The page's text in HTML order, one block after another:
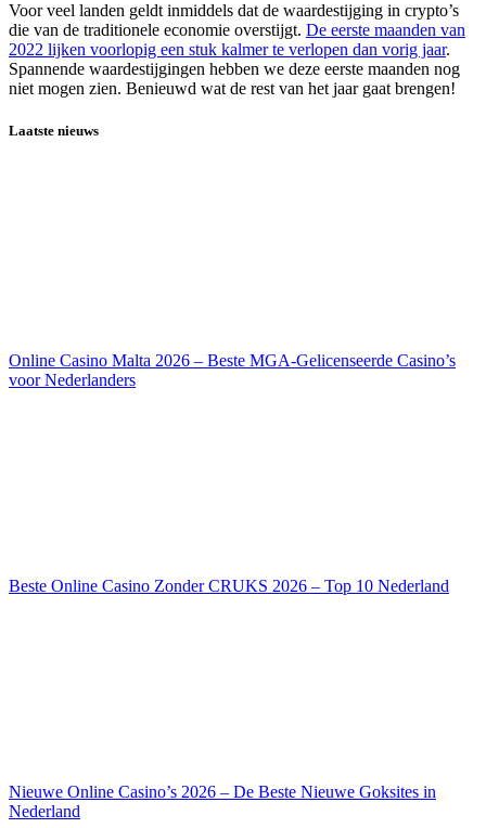
Voor veel landen geldt inmiddels dat de waardestijging in crypto’s
die van de traditionele economie overstijgt. De eerste maanden van
2022 lijken voorlopig een stuk kalmer te verlopen dan vorig jaar.
Spannende waardestijgingen hebben we deze eerste maanden nog
niet mogen zien. Benieuwd wat de rest van het jaar gaat brengen!
Laatste nieuws
Online Casino Malta 2026 – Beste MGA-Gelicenseerde Casino’s
voor Nederlanders
Beste Online Casino Zonder CRUKS 2026 – Top 10 Nederland
Nieuwe Online Casino’s 2026 – De Beste Nieuwe Goksites in
Nederland